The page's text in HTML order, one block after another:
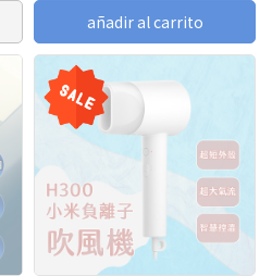
añadir al carrito